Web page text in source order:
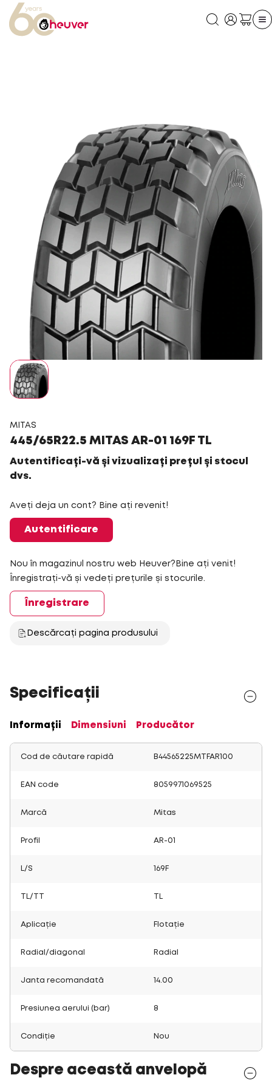
MITAS
445/65R22.5 MITAS AR-01 169F TL
Autentificați-vă și vizualizați prețul și stocul
dvs.
Aveți deja un cont? Bine ați revenit!
Autentificare
Nou în magazinul nostru web Heuver?Bine ați venit!
Înregistrați-vă și vedeți prețurile și stocurile.
Înregistrare
Descărcați pagina produsului
Specificații
Informații Dimensiuni Producător
Cod de căutare rapidă B44565225MTFAR100
EAN code 8059971069525
Marcă Mitas
Profil AR-01
L/S 169F
TL/TT
Aplicație Flotație
Radial/diagonal Radial
Janta recomandată 14.00
Presiunea aerului (bar) 8
Condiție Nou
Despre această anvelopă